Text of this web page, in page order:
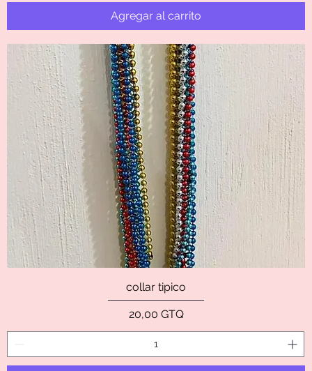
Agregar al carrito
collar tipico
Precio
20,00 GTQ